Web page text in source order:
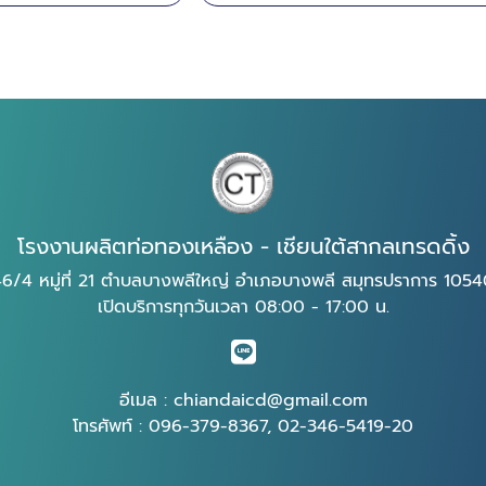
โรงงานผลิตท่อทองเหลือง - เชียนใต้สากลเทรดดิ้ง
4 หมู่ที่ 21 ตำบลบางพลีใหญ่ อำเภอบางพลี สมุทรปราการ
เปิดบริการทุกวันเวลา 08:00 - 17:00 น.
อีเมล : chiandaicd@gmail.com
โทรศัพท์ : 096-379-8367, 02-346-5419-20